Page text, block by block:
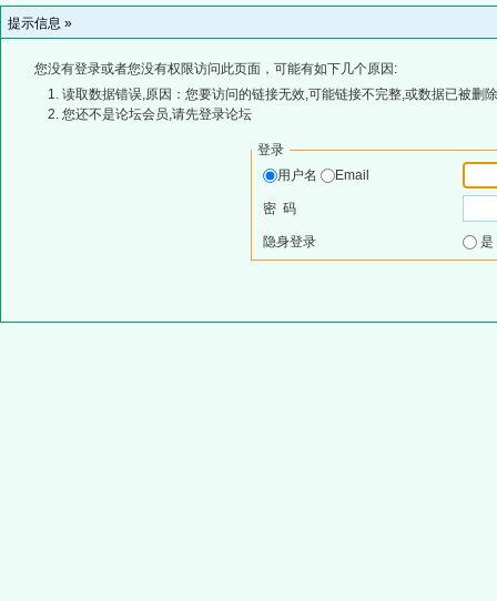
提示信息 »
您没有登录或者您没有权限访问此页面，可能有如下几个原因:
读取数据错误,原因：您要访问的链接无效,可能链接不完整,或数据已被删
您还不是论坛会员,请先登录论坛
登录
用户名
Email
密 码
隐身登录